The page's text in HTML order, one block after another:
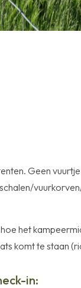
Geen vuurtje
het
komt te staan
in: